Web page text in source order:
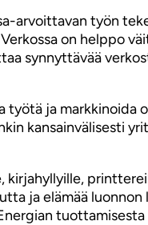
arvoittavan työn
on helppo
synnyttävää
työtä ja markkinoida
kansainvälisesti
kirjahyllyille,
ja elämää luonnon
tuottamisesta